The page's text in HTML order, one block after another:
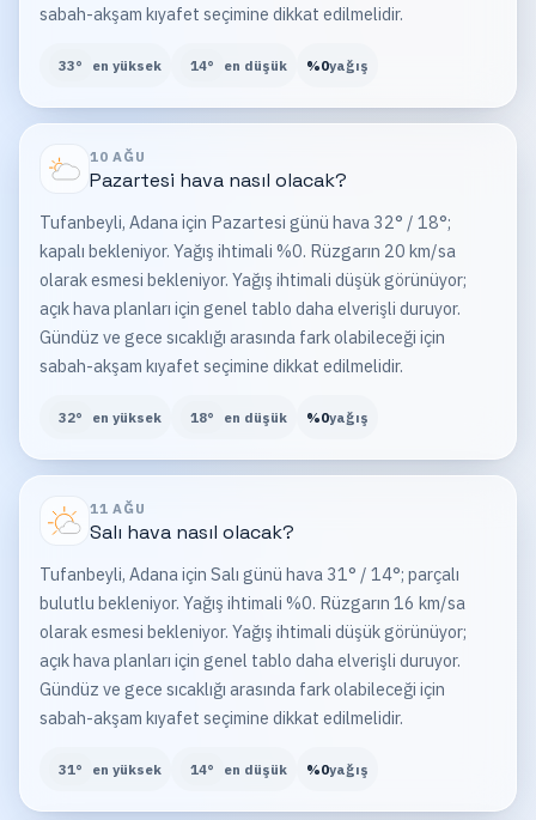
sabah-akşam kıyafet seçimine dikkat edilmelidir.
33° en yüksek 14° en düşük %0yağış
10 AĞU
Pazartesi hava nasıl olacak?
Tufanbeyli, Adana için Pazartesi günü hava 32° / 18°;
kapalı bekleniyor. Yağış ihtimali %0. Rüzgarın 20 km/sa
olarak esmesi bekleniyor. Yağış ihtimali düşük görünüyor;
açık hava planları için genel tablo daha elverişli duruyor.
Gündüz ve gece sıcaklığı arasında fark olabileceği için
sabah-akşam kıyafet seçimine dikkat edilmelidir.
32° en yüksek 18° en düşük %0yağış
11 AĞU
Salı hava nasıl olacak?
Tufanbeyli, Adana için Salı günü hava 31° / 14°; parçalı
bulutlu bekleniyor. Yağış ihtimali %0. Rüzgarın 16 km/sa
olarak esmesi bekleniyor. Yağış ihtimali düşük görünüyor;
açık hava planları için genel tablo daha elverişli duruyor.
Gündüz ve gece sıcaklığı arasında fark olabileceği için
sabah-akşam kıyafet seçimine dikkat edilmelidir.
31° en yüksek 14° en düşük %0yağış